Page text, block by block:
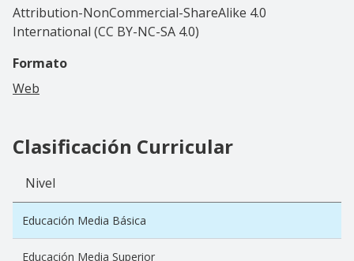
Attribution-NonCommercial-ShareAlike 4.0
International (CC BY-NC-SA 4.0)
Formato
Web
Clasificación Curricular
Nivel
Educación Media Básica
Educación Media Superior